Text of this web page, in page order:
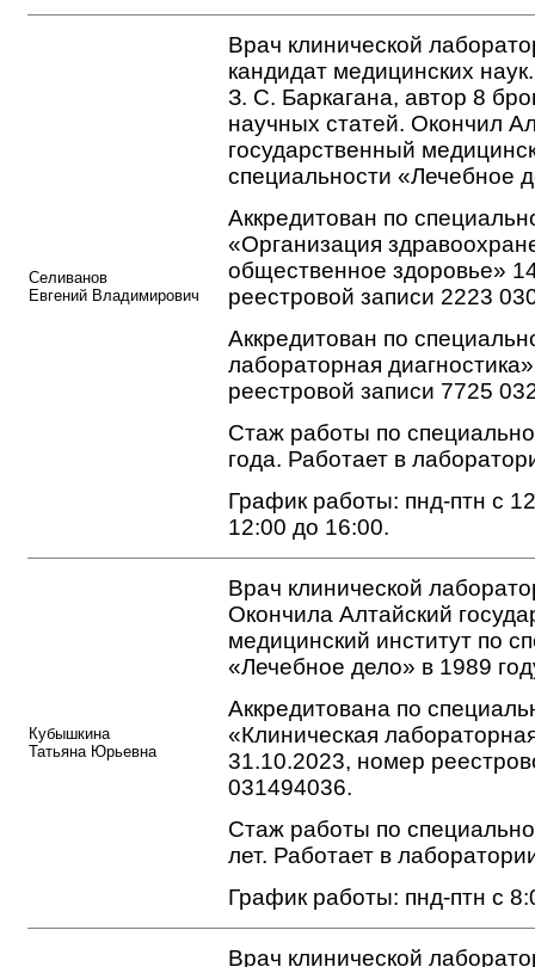
Селиванов
Евгений Владимирович
Врач клинической
кандидат медицинских
З. С. Баркагана, автор 8
научных статей. Окончил
государственный
специальности «Лечебное
Аккредитован по
«Организация
общественное здоровье»
реестровой записи 2223
Аккредитован по
лабораторная
реестровой записи 7725
Стаж работы по
года. Работает в
График работы: пнд-птн с
12:00 до 16:00.
Кубышкина
Татьяна Юрьевна
Врач клинической
Окончила Алтайский
медицинский институт по
«Лечебное дело» в 1989
Аккредитована по
«Клиническая
31.10.2023, номер
031494036.
Стаж работы по
лет. Работает в
График работы: пнд-птн с
Врач клинической